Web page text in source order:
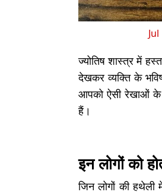
ज्योतिष शास्त्र में
देखकर व्यक्ति के
आपको ऐसी रेखाओं के
हैं।
इन लोगों को
जिन लोगों की